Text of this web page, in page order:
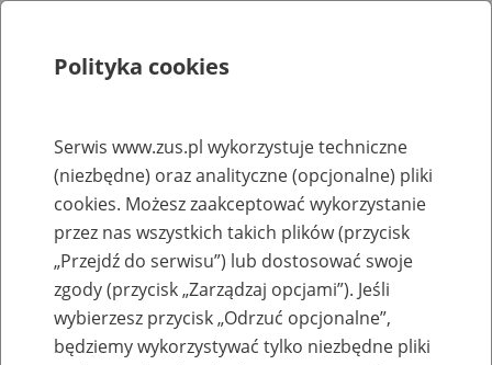
Rejestry, ewidencje i archiwa
Baza zlikwidowanych lub
przekształconych zakładów pracy
Nazwa zakładu pracy:
Polityka cookies
Serwis www.zus.pl wykorzystuje techniczne
(niezbędne) oraz analityczne (opcjonalne) pliki
cookies. Możesz zaakceptować wykorzystanie
przez nas wszystkich takich plików (przycisk
„Przejdź do serwisu”) lub dostosować swoje
zgody (przycisk „Zarządzaj opcjami”). Jeśli
wybierzesz przycisk „Odrzuć opcjonalne”,
będziemy wykorzystywać tylko niezbędne pliki